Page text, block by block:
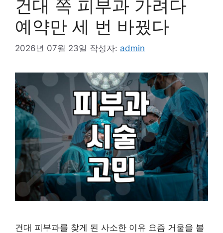
건대 쪽 피부과 가려다
예약만 세 번 바꿨다
2026년 07월 23일 작성자: admin
건대 피부과를 찾게 된 사소한 이유 요즘 거울을 볼